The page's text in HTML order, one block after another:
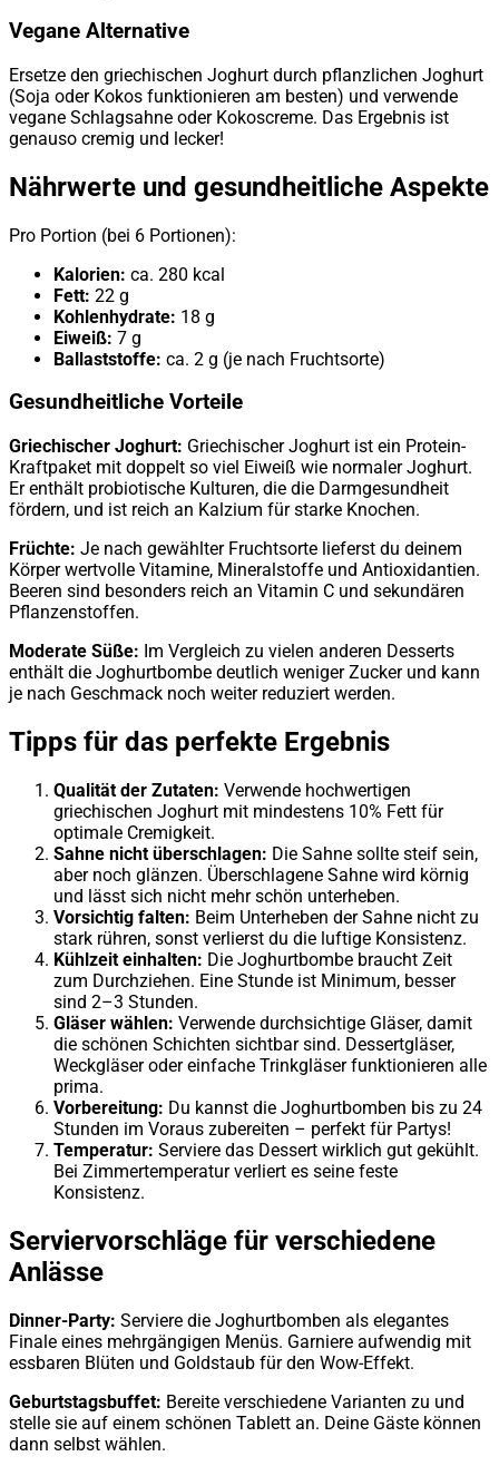
Vegane Alternative
Ersetze den griechischen Joghurt durch pflanzlichen Joghurt
(Soja oder Kokos funktionieren am besten) und verwende
vegane Schlagsahne oder Kokoscreme. Das Ergebnis ist
genauso cremig und lecker!
Nährwerte und gesundheitliche Aspekte
Pro Portion (bei 6 Portionen):
Kalorien: ca. 280 kcal
Fett: 22 g
Kohlenhydrate: 18 g
Eiweiß: 7 g
Ballaststoffe: ca. 2 g (je nach Fruchtsorte)
Gesundheitliche Vorteile
Griechischer Joghurt: Griechischer Joghurt ist ein Protein-
Kraftpaket mit doppelt so viel Eiweiß wie normaler Joghurt.
Er enthält probiotische Kulturen, die die Darmgesundheit
fördern, und ist reich an Kalzium für starke Knochen.
Früchte: Je nach gewählter Fruchtsorte lieferst du deinem
Körper wertvolle Vitamine, Mineralstoffe und Antioxidantien.
Beeren sind besonders reich an Vitamin C und sekundären
Pflanzenstoffen.
Moderate Süße: Im Vergleich zu vielen anderen Desserts
enthält die Joghurtbombe deutlich weniger Zucker und kann
je nach Geschmack noch weiter reduziert werden.
Tipps für das perfekte Ergebnis
Qualität der Zutaten: Verwende hochwertigen
griechischen Joghurt mit mindestens 10% Fett für
optimale Cremigkeit.
Sahne nicht überschlagen: Die Sahne sollte steif sein,
aber noch glänzen. Überschlagene Sahne wird körnig
und lässt sich nicht mehr schön unterheben.
Vorsichtig falten: Beim Unterheben der Sahne nicht zu
stark rühren, sonst verlierst du die luftige Konsistenz.
Kühlzeit einhalten: Die Joghurtbombe braucht Zeit
zum Durchziehen. Eine Stunde ist Minimum, besser
sind 2–3 Stunden.
Gläser wählen: Verwende durchsichtige Gläser, damit
die schönen Schichten sichtbar sind. Dessertgläser,
Weckgläser oder einfache Trinkgläser funktionieren alle
prima.
Vorbereitung: Du kannst die Joghurtbomben bis zu 24
Stunden im Voraus zubereiten – perfekt für Partys!
Temperatur: Serviere das Dessert wirklich gut gekühlt.
Bei Zimmertemperatur verliert es seine feste
Konsistenz.
Serviervorschläge für verschiedene
Anlässe
Dinner-Party: Serviere die Joghurtbomben als elegantes
Finale eines mehrgängigen Menüs. Garniere aufwendig mit
essbaren Blüten und Goldstaub für den Wow-Effekt.
Geburtstagsbuffet: Bereite verschiedene Varianten zu und
stelle sie auf einem schönen Tablett an. Deine Gäste können
dann selbst wählen.